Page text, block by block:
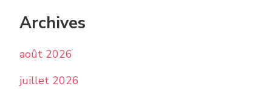
Archives
août 2026
juillet 2026